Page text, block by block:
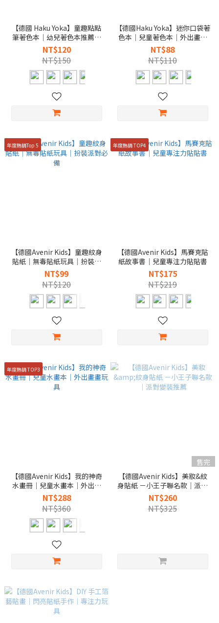
【德國 Haku Yoka】童趣點點
筆著色本｜幼兒著色本推薦｜
在家放電創作
NT$120
NT$150
【德國Haku Yoka】迷你口袋著
色本｜兒童著色本｜外出畫畫
玩具
NT$88
NT$110
年度熱銷Top 5
【德國Avenir Kids】童趣紋身
貼紙｜無毒貼紙玩具｜扮裝派
對必備
NT$99
NT$120
年度熱銷 TOP4
【德國Avenir Kids】馬賽克貼
紙故事書｜兒童專注力貼貼書
NT$175
NT$219
年度熱銷 TOP3
【德國Avenir Kids】我的神奇
水畫冊｜兒童水畫本｜外出畫
畫玩具
NT$288
NT$360
售完
【德國Avenir Kids】美妝&紋
身貼紙 －小王子聯名款｜派對
變裝推薦
NT$260
NT$325